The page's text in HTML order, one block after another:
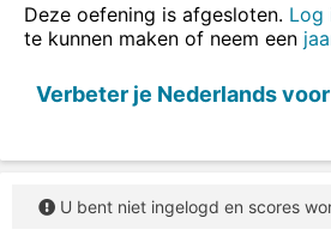
Deze oefening is afgesloten. Log
te kunnen maken of neem een
Verbeter je Nederlands voor
U bent niet ingelogd en scores